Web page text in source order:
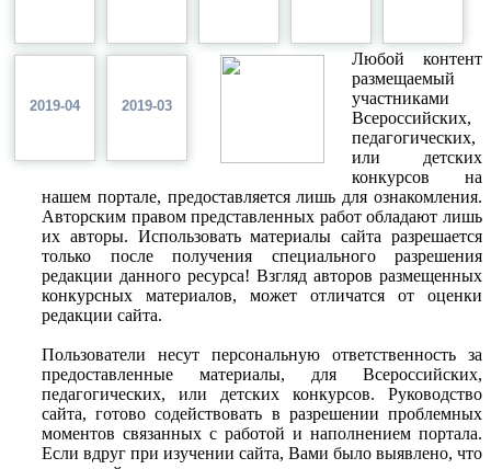
2019-04 2019-03
Любой контент
размещаемый
участниками
Всероссийских,
педагогических,
или детских
конкурсов на
нашем портале, предоставляется лишь для ознакомления.
Авторским правом представленных работ обладают лишь
их авторы. Использовать материалы сайта разрешается
только после получения специального разрешения
редакции данного ресурса! Взгляд авторов размещенных
конкурсных материалов, может отличатся от оценки
редакции сайта.
Пользователи несут персональную ответственность за
предоставленные материалы, для Всероссийских,
педагогических, или детских конкурсов. Руководство
сайта, готово содействовать в разрешении проблемных
моментов связанных с работой и наполнением портала.
Если вдруг при изучении сайта, Вами было выявлено, что